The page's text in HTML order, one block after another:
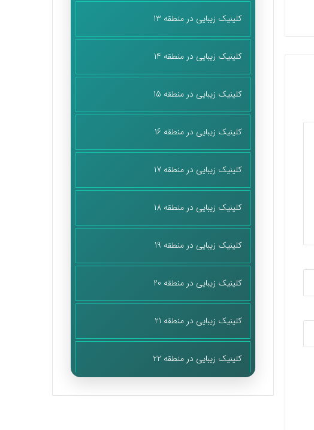
کلینیک زیبایی در منطقه 13
کلینیک زیبایی در منطقه 14
کلینیک زیبایی در منطقه 15
کلینیک زیبایی در منطقه 16
کلینیک زیبایی در منطقه 17
کلینیک زیبایی در منطقه 18
کلینیک زیبایی در منطقه 19
کلینیک زیبایی در منطقه 20
کلینیک زیبایی در منطقه 21
کلینیک زیبایی در منطقه 22